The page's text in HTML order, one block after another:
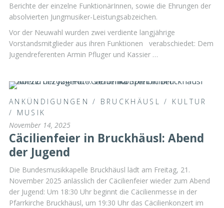
Berichte der einzelne FunktionärInnen, sowie die Ehrungen der
absolvierten Jungmusiker-Leistungsabzeichen.
Vor der Neuwahl wurden zwei verdiente langjährige
Vorstandsmitglieder aus ihren Funktionen verabschiedet: Dem
Jugendreferenten Armin Pfluger und Kassier …
ANKÜNDIGUNGEN / BRUCKHÄUSL / KULTUR
/ MUSIK
November 14, 2025
Cäcilienfeier in Bruckhäusl: Abend
der Jugend
Die Bundesmusikkapelle Bruckhäusl lädt am Freitag, 21.
November 2025 anlässlich der Cäcilienfeier wieder zum Abend
der Jugend: Um 18:30 Uhr beginnt die Cäcilienmesse in der
Pfarrkirche Bruckhäusl, um 19:30 Uhr das Cäcilienkonzert im